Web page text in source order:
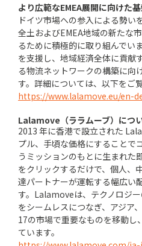
より広範なEMEA展開に向けた
ドイツ市場への参入による勢
全土およびEMEA地域の新たな
るために積極的に取り組んでい
を支援し、地域経済全体に貢献
る物流ネットワークの構築に向
す。詳細については、以下をご
https://www.lalamove.eu/en-
Lalamove（ララムーブ）につ
2013 年に香港で設立された
プル、手頃な価格にすることで
うミッションのもとに生まれた
をクリックするだけで、個人、
達パートナーが運転する幅広い
す。Lalamoveは、テクノロジ
をシームレスにつなぎ、アジア
17の市場で重要なものを移動し
ています。